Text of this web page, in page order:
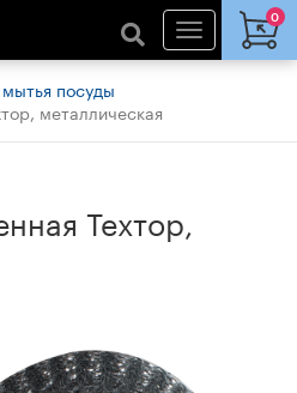
0
посуды
металлическая
Техтор,